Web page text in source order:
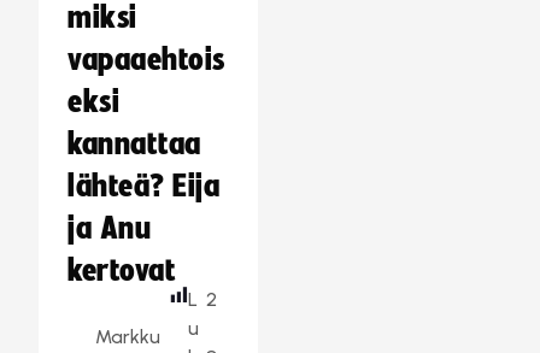
miksi
vapaaehtois
eksi
kannattaa
lähteä? Eija
ja Anu
kertovat
Markku
L
u
2